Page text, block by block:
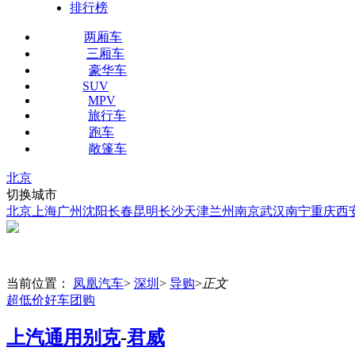
排行榜
两厢车
三厢车
豪华车
SUV
MPV
旅行车
跑车
敞篷车
北京
切换城市
北京 上海广州沈阳长春昆明长沙天津兰州南京武汉南宁重庆西
当前位置： 凤凰汽车> 深圳 > 导购>正文
超低价好车团购
上汽通用别克-君威